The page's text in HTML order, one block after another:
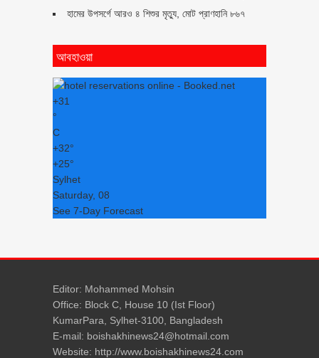
হামের উপসর্গে আরও ৪ শিশুর মৃত্যু, মোট প্রাণহানি ৮৬৭
আবহাওয়া
+31
°
C
+32°
+25°
Sylhet
Saturday, 08
See 7-Day Forecast
Editor: Mohammed Mohsin
Office: Block C, House 10 (Ist Floor)
KumarPara, Sylhet-3100, Bangladesh
E-mail: boishakhinews24@hotmail.com
Website: http://www.boishakhinews24.com